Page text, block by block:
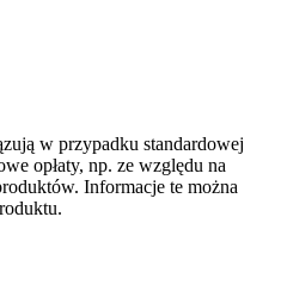
w przypadku standardowej
opłaty, np. ze względu na
Informacje te można